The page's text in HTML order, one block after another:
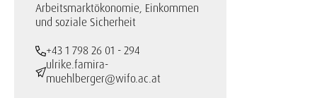
Arbeitsmarktökonomie, Einkommen
und soziale Sicherheit
+43 1 798 26 01 - 294
ulrike.famira-
muehlberger@wifo.ac.at